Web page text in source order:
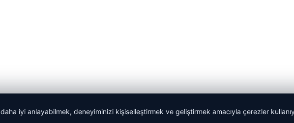
daha iyi anlayabilmek, deneyiminizi kişiselleştirmek ve geliştirmek amacıyla çerezler